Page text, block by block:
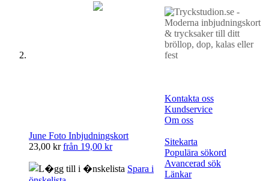
June Foto Inbjudningskort
23,00 kr från 19,00 kr
Spara i
Kontakta oss
Kundservice
Om oss
Sitekarta
Populära sökord
Avancerad sök
Länkar